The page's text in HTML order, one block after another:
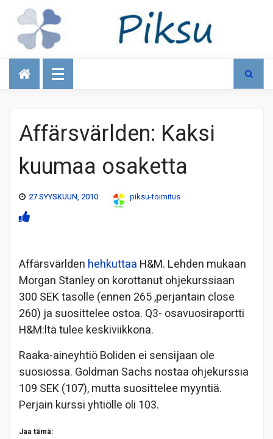
Talous
Affärsvärlden: Kaksi
kuumaa osaketta
27 SYYSKUUN, 2010 piksu-toimitus
Affärsvärlden hehkuttaa H&M. Lehden mukaan
Morgan Stanley on korottanut ohjekurssiaan
300 SEK tasolle (ennen 265 ,perjantain close
260) ja suosittelee ostoa. Q3- osavuosiraportti
H&M:ltä tulee keskiviikkona.
Raaka-aineyhtiö Boliden ei sensijaan ole
suosiossa. Goldman Sachs nostaa ohjekurssia
109 SEK (107), mutta suosittelee myyntiä.
Perjain kurssi yhtiölle oli 103.
Jaa tämä: